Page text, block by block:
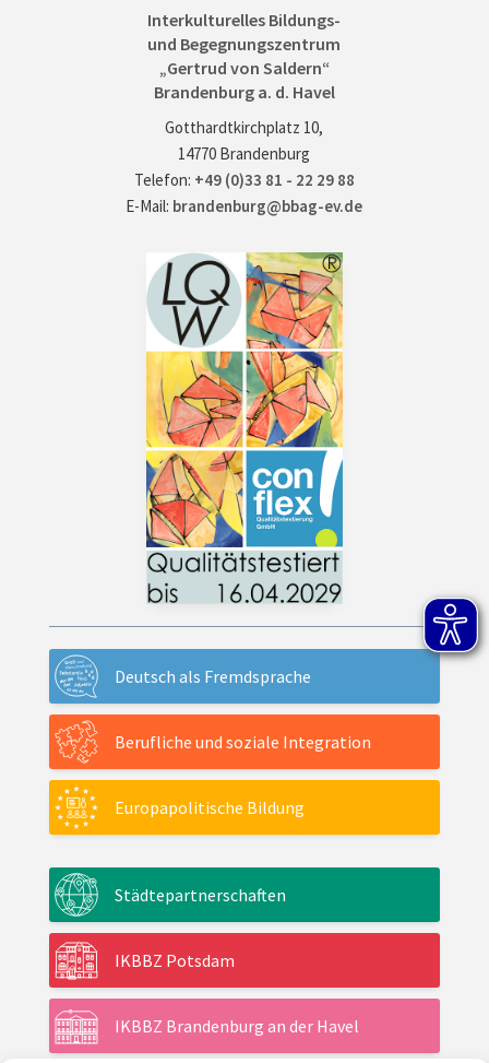
Interkulturelles Bildungs-
und Begegnungszentrum
„Gertrud von Saldern“
Brandenburg a. d. Havel
Gotthardtkirchplatz 10,
14770 Brandenburg
Telefon: +49 (0)33 81 - 22 29 88
E-Mail: brandenburg@bbag-ev.de
Deutsch als Fremdsprache
Berufliche und soziale Integration
Europapolitische Bildung
Städtepartnerschaften
IKBBZ Potsdam
IKBBZ Brandenburg an der Havel